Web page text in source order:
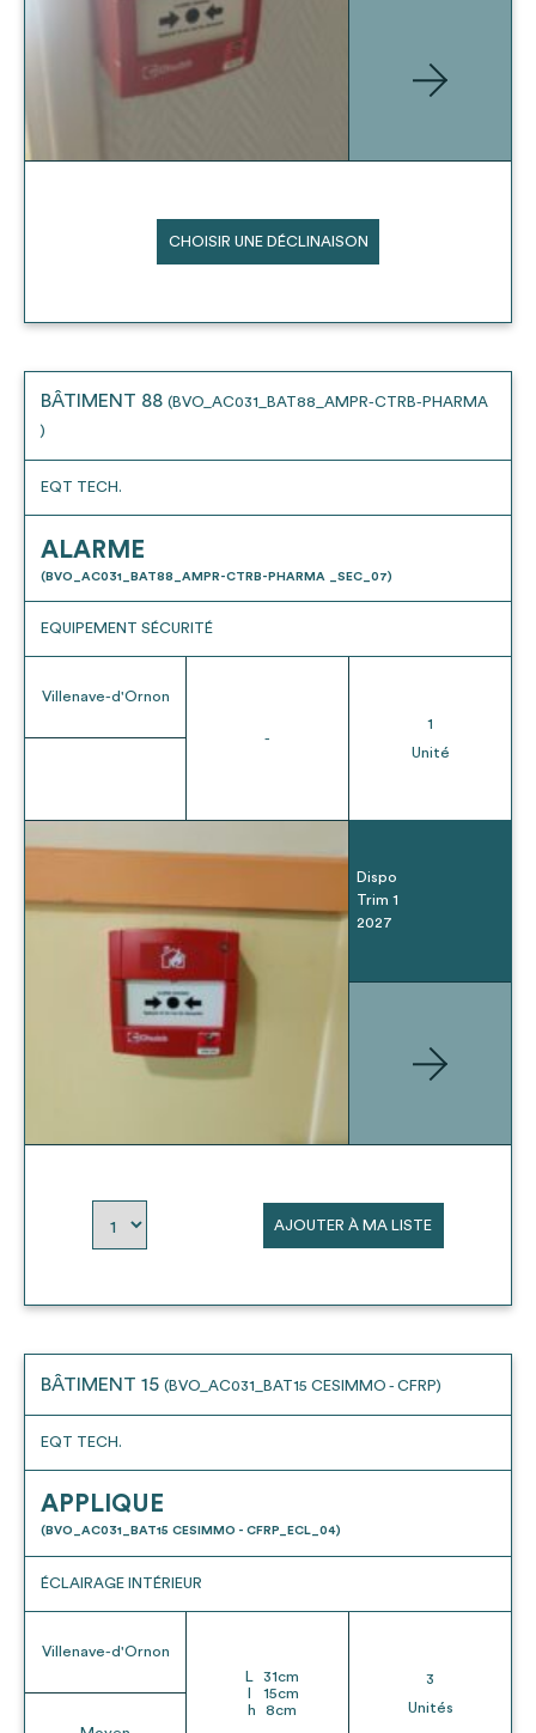
CHOISIR UNE DÉCLINAISON
BÂTIMENT 88 (BVO_AC031_BAT88_AMPR-CTRB-PHARMA
)
EQT TECH.
ALARME
(BVO_AC031_BAT88_AMPR-CTRB-PHARMA _SEC_07)
EQUIPEMENT SÉCURITÉ
Villenave-d'Ornon
-
1
Unité
Dispo
Trim 1
2027
AJOUTER À MA LISTE
BÂTIMENT 15 (BVO_AC031_BAT15 CESIMMO - CFRP)
EQT TECH.
APPLIQUE
(BVO_AC031_BAT15 CESIMMO - CFRP_ECL_04)
ÉCLAIRAGE INTÉRIEUR
Villenave-d'Ornon
L 31cm
15cm
h
8cm
3
Unités